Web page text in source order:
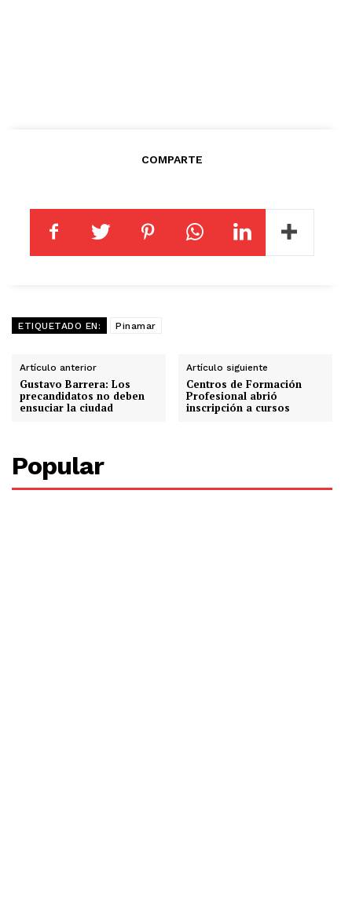
COMPARTE
ETIQUETADO EN: Pinamar
Artículo anterior
Gustavo Barrera: Los
precandidatos no deben
ensuciar la ciudad
Artículo siguiente
Centros de Formación
Profesional abrió
inscripción a cursos
Popular